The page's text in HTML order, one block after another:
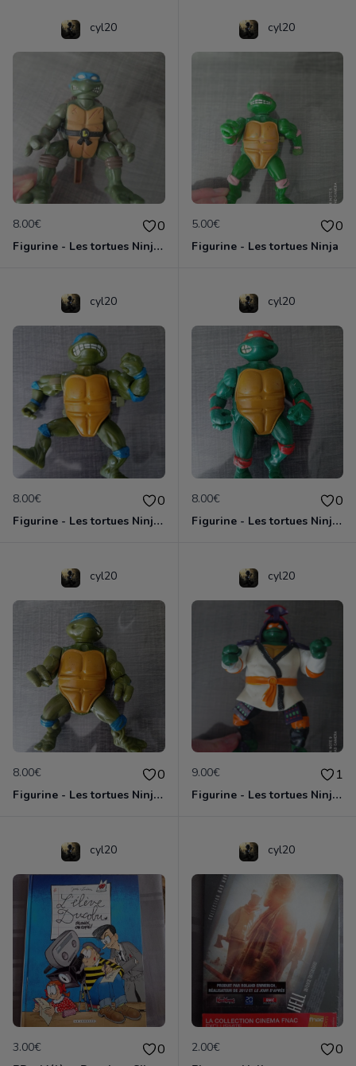
cyl20
8.00€ 0
Figurine - Les tortues Ninja - Leonardo
cyl20
5.00€ 0
Figurine - Les tortues Ninja
cyl20
8.00€ 0
Figurine - Les tortues Ninja - Leonardo
cyl20
8.00€ 0
Figurine - Les tortues Ninja - Michaelangelo
cyl20
8.00€ 0
Figurine - Les tortues Ninja - Leonardo
cyl20
9.00€ 1
Figurine - Les tortues Ninja - Michelangelo
cyl20
3.00€ 0
cyl20
2.00€ 0